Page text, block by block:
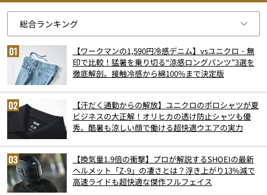
【ワークマンの1,590円冷感デニム】vsユニクロ・無
印で比較！猛暑を乗り切る“涼感ロングパンツ”3選を
徹底解剖。接触冷感から綿100%まで決定版
【汗だく通勤からの解放】ユニクロのポロシャツが夏
ビジネスの大正解！オリヒカの透け防止シャツも優
秀。酷暑も涼しい顔で働ける超快適ウエアの実力
【換気量1.9倍の衝撃】プロが解説するSHOEIの最新
ヘルメット「Z-9」の凄さとは？浮き上がり13%減で
高速ライドも超快適な傑作フルフェイス